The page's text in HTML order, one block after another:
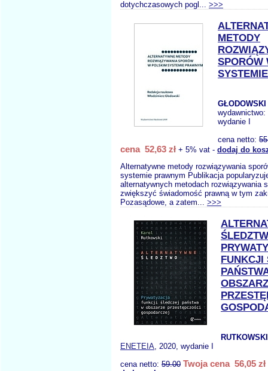
dotychczasowych pogl... >>>
METODY
SPORÓW
GŁODOWSKI
wydawnictwo:
wydanie I
cena netto:
cena 52,63 zł + 5% vat - dodaj do
Alternatywne metody rozwiązywania
systemie prawnym Publikacja
alternatywnych metodach rozwiązywania
zwiększyć świadomość prawną w tym
Pozasądowe, a zatem... >>>
FUNKCJI
ENETEIA, 2020, wydanie I
cena netto: 59.00 Twoja cena 56,05 zł